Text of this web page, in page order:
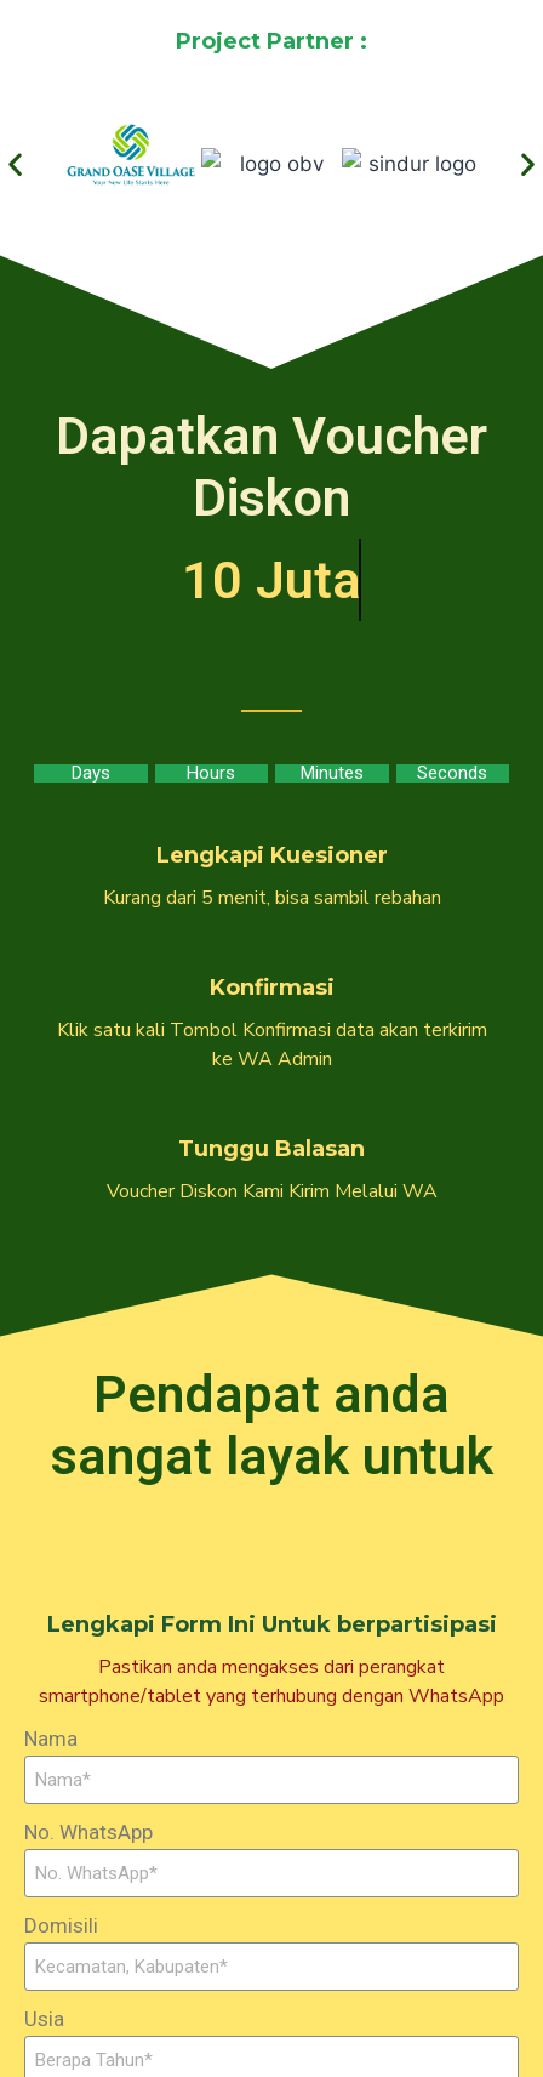
Project Partner :
Dapatkan Voucher
Diskon
10 Juta
Days Hours Minutes Seconds
Lengkapi Kuesioner
Kurang dari 5 menit, bisa sambil rebahan
Konfirmasi
Klik satu kali Tombol Konfirmasi data akan terkirim
ke WA Admin
Tunggu Balasan
Voucher Diskon Kami Kirim Melalui WA
Pendapat anda
sangat layak untuk
Lengkapi Form Ini Untuk berpartisipasi
Pastikan anda mengakses dari perangkat
smartphone/tablet yang terhubung dengan WhatsApp
Nama
No. WhatsApp
Domisili
Usia